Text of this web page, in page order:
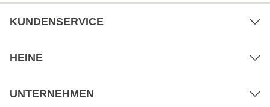
KUNDENSERVICE
HEINE
UNTERNEHMEN